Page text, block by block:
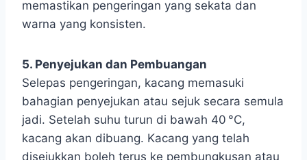
memastikan pengeringan yang sekata dan
warna yang konsisten.
5. Penyejukan dan Pembuangan
Selepas pengeringan, kacang memasuki
bahagian penyejukan atau sejuk secara semula
jadi. Setelah suhu turun di bawah 40 °C,
kacang akan dibuang. Kacang yang telah
disejukkan boleh terus ke pembungkusan atau